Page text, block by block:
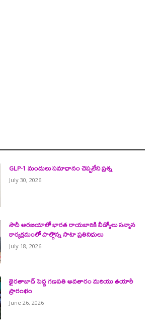
GLP-1 మందులు సమాధానం చెప్పలేని ప్రశ్న
July 30, 2026
సౌదీ అరబియాలో భారత రాయబారికి వీడ్కోలు సన్మాన
కార్యక్రమంలో పాల్గొన్న సాటా ప్రతినిధులు
July 18, 2026
ఖైరతాబాద్ పెద్ద గణపతి అవతారం మరియు తయారీ
ప్రారంభం
June 26, 2026